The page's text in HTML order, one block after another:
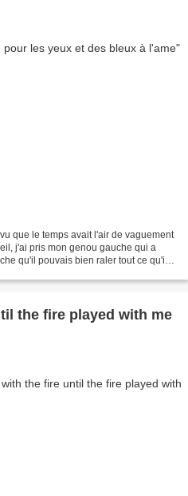
que le temps avait l'air de vaguement
j'ai pris mon genou gauche qui a
qu'il pouvais bien raler tout ce qu'il
the fire played with me